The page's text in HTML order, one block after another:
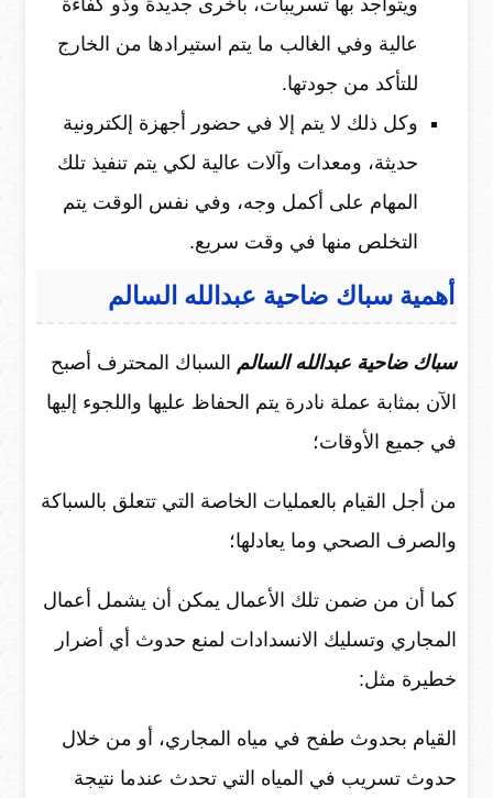
عالية وفي الغالب ما يتم استيرادها من الخارج
للتأكد من جودتها.
وكل ذلك لا يتم إلا في حضور أجهزة إلكترونية
حديثة، ومعدات وآلات عالية لكي يتم تنفيذ تلك
المهام على أكمل وجه، وفي نفس الوقت يتم
التخلص منها في وقت سريع.
أهمية سباك ضاحية عبدالله السالم
سباك ضاحية عبدالله السالم السباك المحترف أصبح
الآن بمثابة عملة نادرة يتم الحفاظ عليها واللجوء إليها
في جميع الأوقات؛
من أجل القيام بالعمليات الخاصة التي تتعلق بالسباكة
والصرف الصحي وما يعادلها؛
كما أن من ضمن تلك الأعمال يمكن أن يشمل أعمال
المجاري وتسليك الانسدادات لمنع حدوث أي أضرار
خطيرة مثل:
القيام بحدوث طفح في مياه المجاري، أو من خلال
حدوث تسريب في المياه التي تحدث عندما نتيجة